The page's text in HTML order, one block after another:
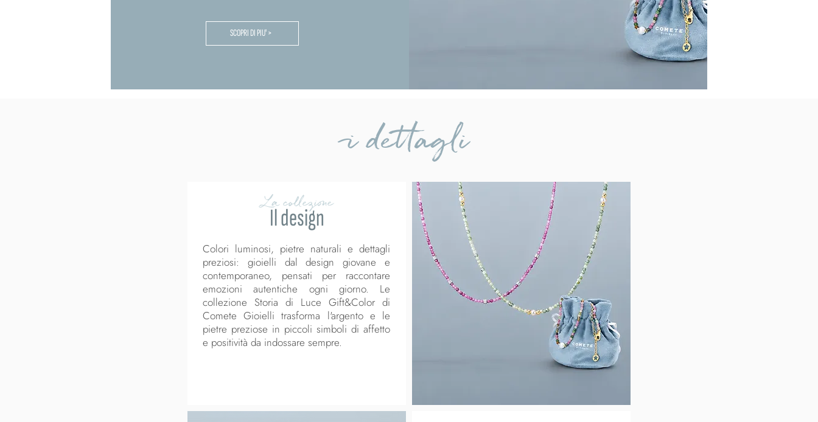
SCOPRI DI PIU' >
i dettagli
La collezione
Il design
Colori luminosi, pietre naturali e dettagli
preziosi: gioielli dal design giovane e
contemporaneo, pensati per raccontare
emozioni autentiche ogni giorno. Le
collezione Storia di Luce Gift&Color di
Comete Gioielli trasforma l'argento e le
pietre preziose in piccoli simboli di affetto
e positività da indossare sempre.